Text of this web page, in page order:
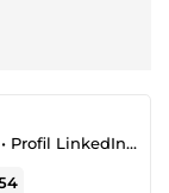
Design Graphique • Web Design • Profil LinkedIn • Automatisation